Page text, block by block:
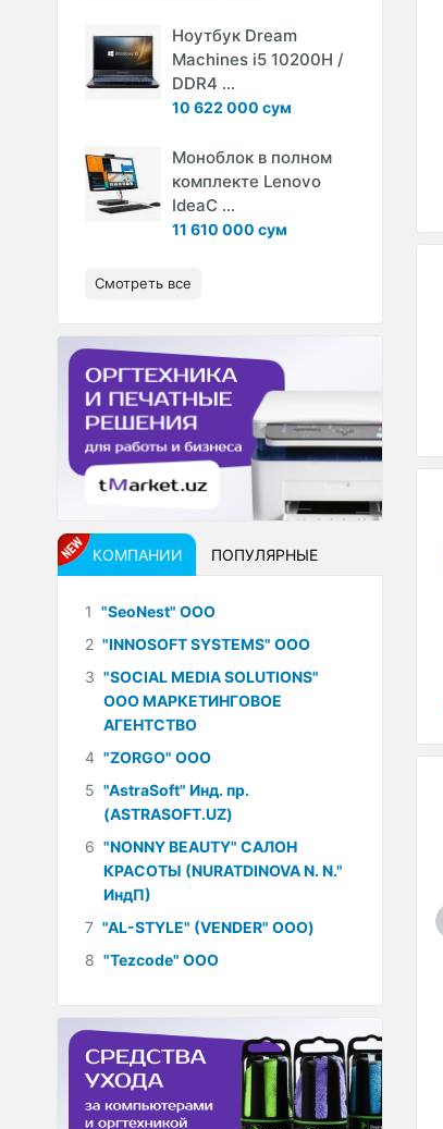
"MZSHOP" ООО
ИНТЕРНЕТ-
МАГАЗИН
МАГАЗИН
СПОРТТОВАРОВ
(POWERGYM" ООО)
Ноутбук Dream
Machines i5 10200H /
DDR4 ...
10 622 000 сум
Моноблок в полном
комплекте Lenovo
IdeaC ...
11 610 000 сум
Смотреть все
КОМПАНИИ ПОПУЛЯРНЫЕ
1 "SeoNest" ООО
2 "INNOSOFT SYSTEMS" ООО
3 "SOCIAL MEDIA SOLUTIONS"
ООО МАРКЕТИНГОВОЕ
АГЕНТСТВО
4 "ZORGO" ООО
5 "AstraSoft" Инд. пр.
(ASTRASOFT.UZ)
6 "NONNY BEAUTY" САЛОН
КРАСОТЫ (NURATDINOVA N. N."
ИндП)
7 "AL-STYLE" (VENDER" ООО)
8 "Tezcode" ООО